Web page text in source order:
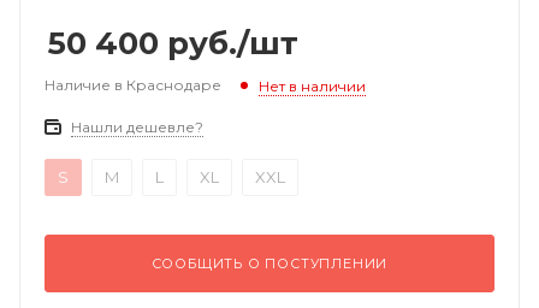
50 400 руб./шт
Наличие в Краснодаре Нет в наличии
Нашли дешевле?
S M L XL XXL
СООБЩИТЬ О ПОСТУПЛЕНИИ